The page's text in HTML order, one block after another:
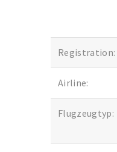
Registration:
Airline:
Flugzeugtyp: